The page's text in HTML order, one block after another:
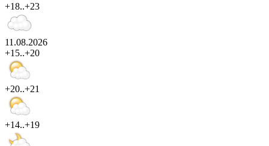
+18..+23
11.08.2026
+15..+20
+20..+21
+14..+19